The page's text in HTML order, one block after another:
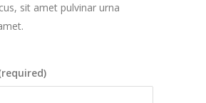
sit amet pulvinar urna